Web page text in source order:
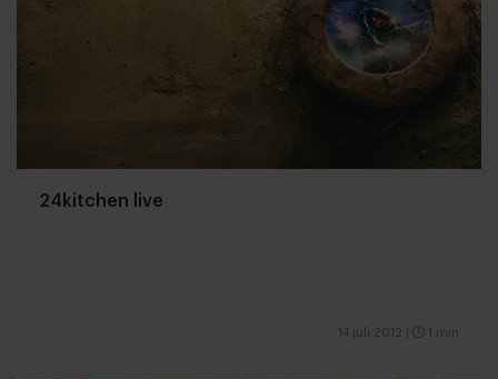
24kitchen live
14 juli 2012 1 min